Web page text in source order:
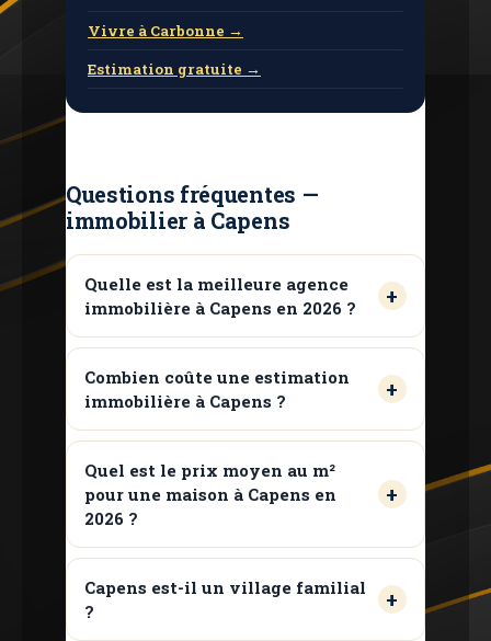
Vivre à Carbonne →
Estimation gratuite →
Questions fréquentes —
immobilier à Capens
Quelle est la meilleure agence
immobilière à Capens en 2026 ?
Combien coûte une estimation
immobilière à Capens ?
Quel est le prix moyen au m²
pour une maison à Capens en
2026 ?
Capens est-il un village familial
?